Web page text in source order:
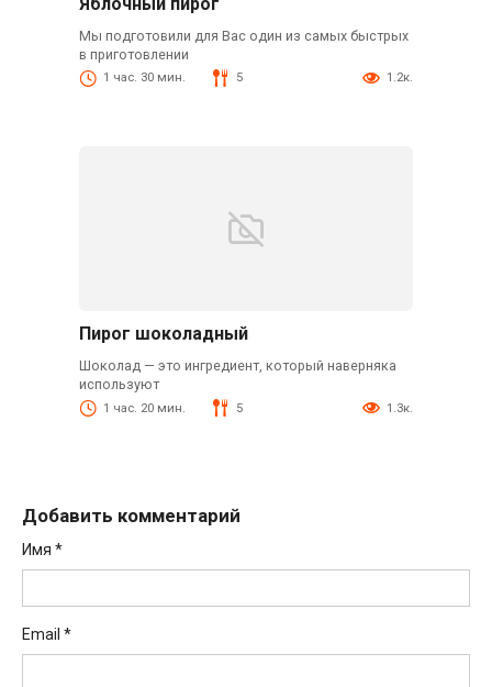
Мы подготовили для Вас один из самых быстрых
в приготовлении
1 час. 30 мин. 5 1.2к.
Пирог шоколадный
Шоколад — это ингредиент, который наверняка
используют
1 час. 20 мин. 5 1.3к.
Добавить комментарий
Имя *
Email *